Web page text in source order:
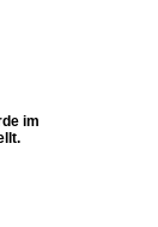
im